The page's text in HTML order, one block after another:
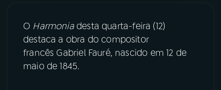
VIDEOCASTS
07ÚLTIMAS
O Harmoniadesta quarta-feira (12)
destaca a obra do compositor
francês Gabriel Fauré, nascido em 12 de
maio de 1845.